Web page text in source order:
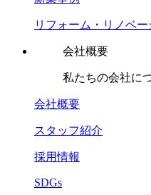
リフォーム・リノベー
会社概要
私たちの会社に
会社概要
スタッフ紹介
採用情報
SDGs